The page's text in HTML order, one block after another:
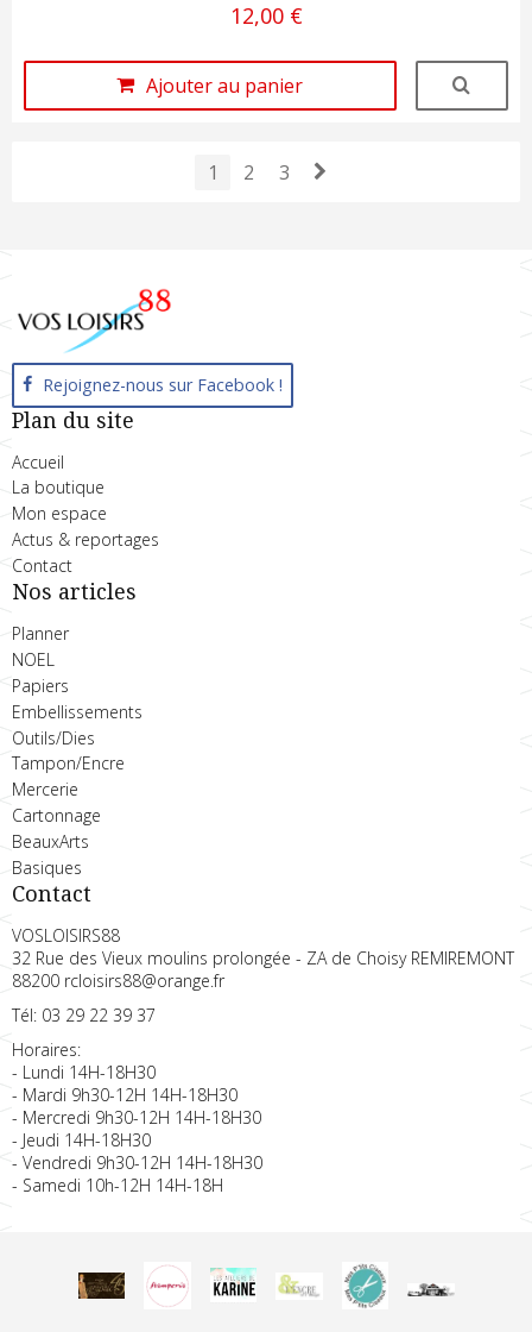
12,00 €
Ajouter au panier
1 2 3
Rejoignez-nous sur Facebook !
Plan du site
Accueil
La boutique
Mon espace
Actus & reportages
Contact
Nos articles
Planner
NOEL
Papiers
Embellissements
Outils/Dies
Tampon/Encre
Mercerie
Cartonnage
BeauxArts
Basiques
Contact
VOSLOISIRS88
32 Rue des Vieux moulins prolongée - ZA de Choisy REMIREMONT
88200 rcloisirs88@orange.fr
Tél: 03 29 22 39 37
Horaires:
- Lundi 14H-18H30
- Mardi 9h30-12H 14H-18H30
- Mercredi 9h30-12H 14H-18H30
- Jeudi 14H-18H30
- Vendredi 9h30-12H 14H-18H30
- Samedi 10h-12H 14H-18H